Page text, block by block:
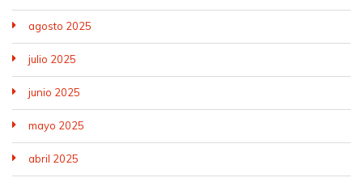
agosto 2025
julio 2025
junio 2025
mayo 2025
abril 2025